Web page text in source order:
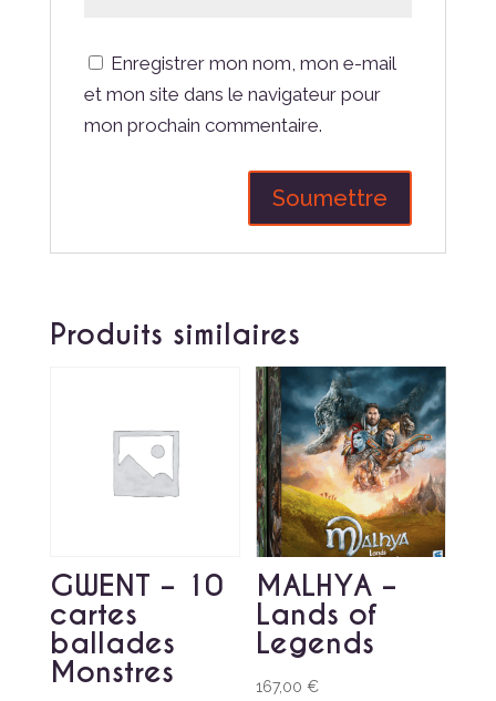
Enregistrer mon nom, mon e-mail
et mon site dans le navigateur pour
mon prochain commentaire.
Produits similaires
GWENT – 10
cartes
ballades
Monstres
MALHYA –
Lands of
Legends
167,00€